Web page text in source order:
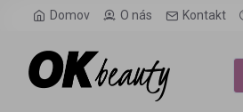
Domov O nás Kontakt